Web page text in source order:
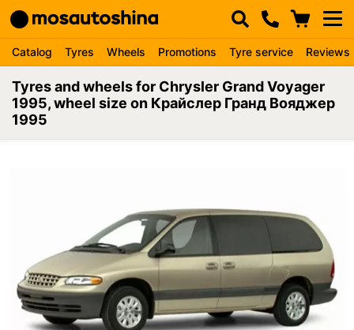
Catalog Tyres Wheels Promotions Tyre service Reviews
Tyres and wheels for Chrysler Grand Voyager
1995, wheel size on Крайслер Гранд Вояджер
1995